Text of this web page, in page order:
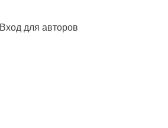
Вход для авторов